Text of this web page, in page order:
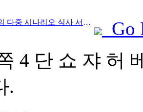
Prev:세계 최초의 다중 시나리오 식사 서비스 특화 휴머노이드 로봇 공개
Go
4 단 쇼 쟈 허
.